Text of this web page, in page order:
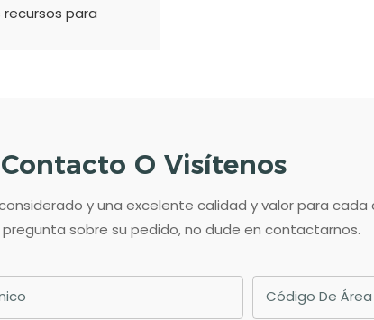
para
O Visítenos
y una excelente calidad y valor para
sobre su pedido, no dude en contactarnos.
Código De Área